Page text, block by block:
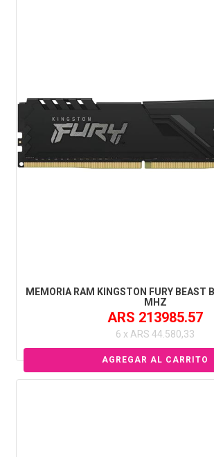
MEMORIA RAM KINGSTON FURY BEAST
MHZ
ARS 213985.57
6 x ARS 44.580,33